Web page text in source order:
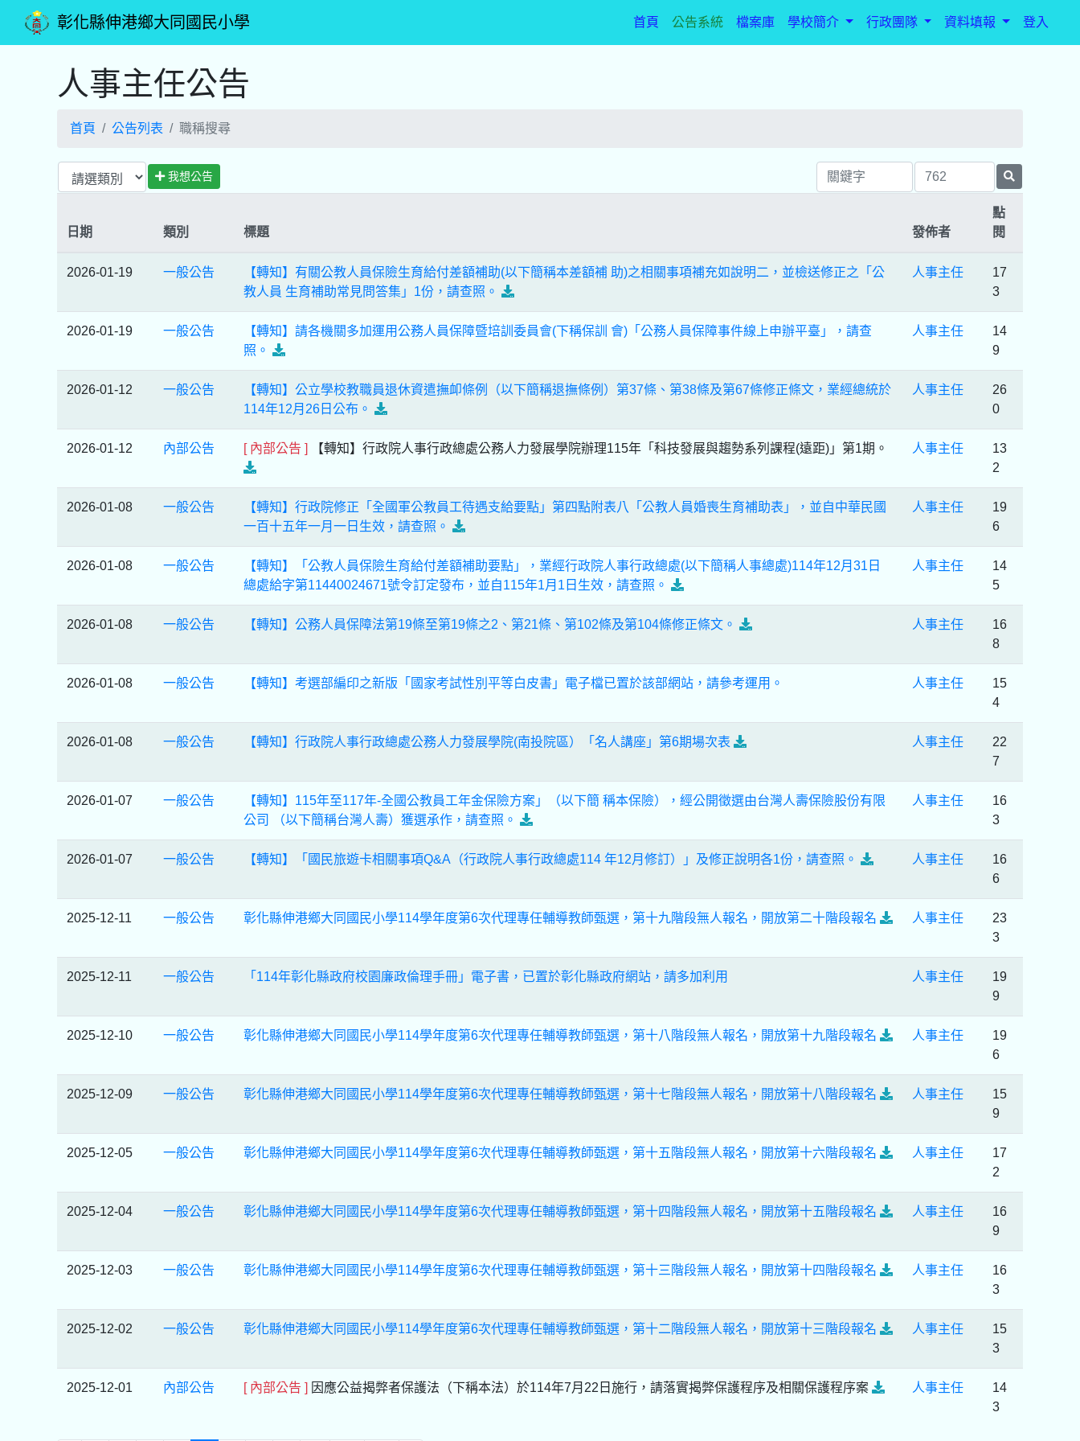
彰化縣伸港鄉大同國民小學 首頁(current)
公告系統 檔案庫 學校簡介 行政團隊 資料填報 登入
人事主任公告
首頁 公告列表 職稱搜尋
我想公告
日期 類別 標題 發佈者
點
閱
2026-01-19 一般公告
【轉知】有關公教人員保險生育給付差額補助(以下簡稱本差額補 助)之相關事項補充如說明二，並檢送修正之「公
教人員 生育補助常見問答集」1份，請查照。
人事主任
17
3
2026-01-19 一般公告
【轉知】請各機關多加運用公務人員保障暨培訓委員會(下稱保訓 會)「公務人員保障事件線上申辦平臺」，請查
照。
人事主任
14
9
2026-01-12 一般公告
【轉知】公立學校教職員退休資遣撫卹條例（以下簡稱退撫條例）第37條、第38條及第67條修正條文，業經總統於
114年12月26日公布。
人事主任
26
0
2026-01-12 內部公告 [ 內部公告 ] 【轉知】行政院人事行政總處公務人力發展學院辦理115年「科技發展與趨勢系列課程(遠距)」第1期。 人事主任
13
2
2026-01-08 一般公告
【轉知】行政院修正「全國軍公教員工待遇支給要點」第四點附表八「公教人員婚喪生育補助表」，並自中華民國
一百十五年一月一日生效，請查照。
人事主任
19
6
2026-01-08 一般公告
【轉知】「公教人員保險生育給付差額補助要點」，業經行政院人事行政總處(以下簡稱人事總處)114年12月31日
總處給字第11440024671號令訂定發布，並自115年1月1日生效，請查照。
人事主任
14
5
2026-01-08 一般公告 【轉知】公務人員保障法第19條至第19條之2、第21條、第102條及第104條修正條文。 人事主任
16
8
2026-01-08 一般公告 【轉知】考選部編印之新版「國家考試性別平等白皮書」電子檔已置於該部網站，請參考運用。 人事主任
15
4
2026-01-08 一般公告 【轉知】行政院人事行政總處公務人力發展學院(南投院區）「名人講座」第6期場次表 人事主任
22
7
2026-01-07 一般公告
【轉知】115年至117年-全國公教員工年金保險方案」（以下簡 稱本保險），經公開徵選由台灣人壽保險股份有限
公司 （以下簡稱台灣人壽）獲選承作，請查照。
人事主任
16
3
2026-01-07 一般公告 【轉知】「國民旅遊卡相關事項Q&A（行政院人事行政總處114 年12月修訂）」及修正說明各1份，請查照。 人事主任
16
6
2025-12-11 一般公告 彰化縣伸港鄉大同國民小學114學年度第6次代理專任輔導教師甄選，第十九階段無人報名，開放第二十階段報名 人事主任
23
3
2025-12-11 一般公告 「114年彰化縣政府校園廉政倫理手冊」電子書，已置於彰化縣政府網站，請多加利用 人事主任
19
9
2025-12-10 一般公告 彰化縣伸港鄉大同國民小學114學年度第6次代理專任輔導教師甄選，第十八階段無人報名，開放第十九階段報名 人事主任
19
6
2025-12-09 一般公告 彰化縣伸港鄉大同國民小學114學年度第6次代理專任輔導教師甄選，第十七階段無人報名，開放第十八階段報名 人事主任
15
9
2025-12-05 一般公告 彰化縣伸港鄉大同國民小學114學年度第6次代理專任輔導教師甄選，第十五階段無人報名，開放第十六階段報名 人事主任
17
2
2025-12-04 一般公告 彰化縣伸港鄉大同國民小學114學年度第6次代理專任輔導教師甄選，第十四階段無人報名，開放第十五階段報名 人事主任
16
9
2025-12-03 一般公告 彰化縣伸港鄉大同國民小學114學年度第6次代理專任輔導教師甄選，第十三階段無人報名，開放第十四階段報名 人事主任
16
3
2025-12-02 一般公告 彰化縣伸港鄉大同國民小學114學年度第6次代理專任輔導教師甄選，第十二階段無人報名，開放第十三階段報名 人事主任
15
3
2025-12-01 內部公告 [ 內部公告 ] 因應公益揭弊者保護法（下稱本法）於114年7月22日施行，請落實揭弊保護程序及相關保護程序案 人事主任
14
3